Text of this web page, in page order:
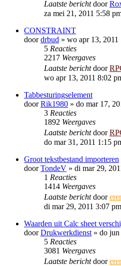
Laatste berichtdoor
za mei 21, 2011 5:58
CONSTRAINT
doordrbud » wo apr 13, 2011
5 Reacties
2217 Weergaves
Laatste berichtdoor
wo apr 13, 2011 8:02
Tabbesturingselement
doorRik1980 » do mar 17,
3 Reacties
1892 Weergaves
Laatste berichtdoor
do mar 31, 2011 1:15
Groot tekstbestand importeren
doorTondeV » di mar 29,
1 Reacties
1414 Weergaves
Laatste berichtdoor
di mar 29, 2011 3:07 pm
Waarden uit Calc sheet
doorDrukwerkdienst » do jun
5 Reacties
3081 Weergaves
Laatste berichtdoor